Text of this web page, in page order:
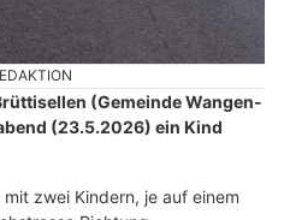
(Gemeinde Wangen-
(23.5.2026) ein Kind
zwei Kindern, je auf einem